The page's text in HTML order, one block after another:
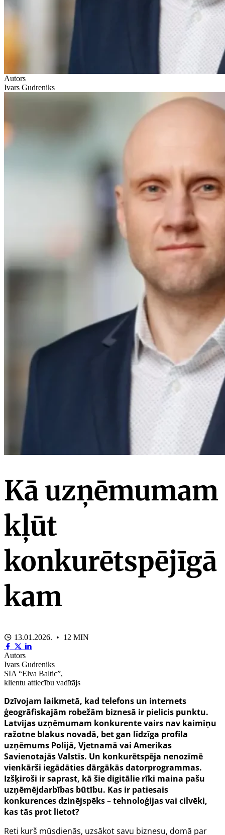
Autors
Ivars Gudreniks
Kā uzņēmumam
kļūt
konkurētspējīgā
kam
13.01.2026. • 12 MIN
Autors
Ivars Gudreniks
SIA “Elva Baltic”,
klientu attiecību vadītājs
Dzīvojam laikmetā, kad telefons un internets
ģeogrāfiskajām robežām biznesā ir pielicis punktu.
Latvijas uzņēmumam konkurente vairs nav kaimiņu
ražotne blakus novadā, bet gan līdzīga profila
uzņēmums Polijā, Vjetnamā vai Amerikas
Savienotajās Valstīs. Un konkurētspēja nenozīmē
vienkārši iegādāties dārgākās datorprogrammas.
Izšķiroši ir saprast, kā šie digitālie rīki maina pašu
uzņēmējdarbības būtību. Kas ir patiesais
konkurences dzinējspēks – tehnoloģijas vai cilvēki,
kas tās prot lietot?
Reti kurš mūsdienās, uzsākot savu biznesu, domā par